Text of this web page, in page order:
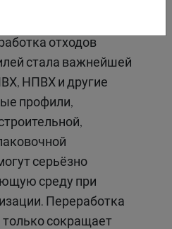
Español
устойчивого
отходов
стала важнейшей
НПВХ и другие
профили,
серьёзно
среду при
Переработка
только сокращает